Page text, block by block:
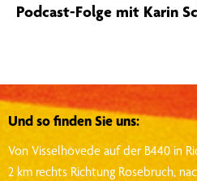
Podcast-Folge mit Karin
Und so finden Sie uns:
Von Visselhövede auf der B440 in
2 km rechts Richtung Rosebruch,